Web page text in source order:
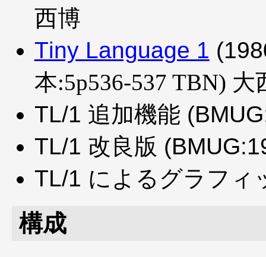
西博
Tiny Language 1
本:5p536-537 TBN) 大
TL/1 追加機能
TL/1 改良版
TL/1 によるグラフィ
構成